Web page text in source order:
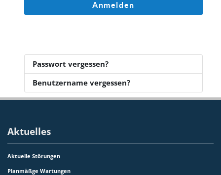
Anmelden
Passwort vergessen?
Benutzername vergessen?
Aktuelles
Aktuelle Störungen
Planmäßge Wartungen